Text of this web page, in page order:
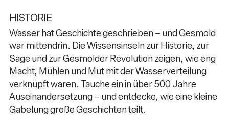
HISTORIE
Wasser hat Geschichte geschrieben – und Gesmold
war mittendrin. Die Wissensinseln zur Historie, zur
Sage und zur Gesmolder Revolution zeigen, wie eng
Macht, Mühlen und Mut mit der Wasserverteilung
verknüpft waren. Tauche ein in über 500 Jahre
Auseinandersetzung – und entdecke, wie eine kleine
Gabelung große Geschichten teilt.